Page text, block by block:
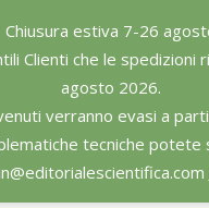
Chiusura estiva 7-26
Clienti che le spedizioni
agosto 2026.
verranno evasi a
tecniche potete